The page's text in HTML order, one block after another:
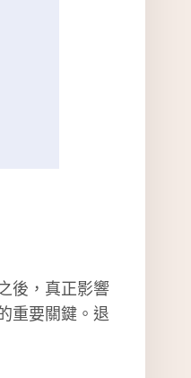
後，真正影響
重要關鍵。退